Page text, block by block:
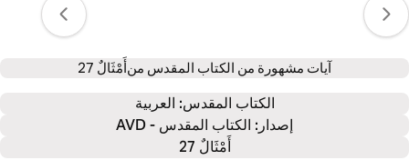
آيات مشهورة من الكتاب المقدس منأَمْثَالٌ 27
الكتاب المقدس: العربية
إصدار: الكتاب المقدس - AVD
أَمْثَالٌ 27